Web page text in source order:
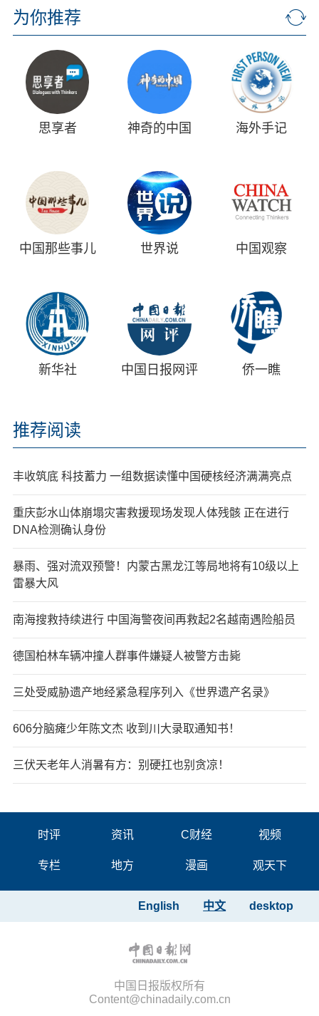
为你推荐
思享者 神奇的中国 海外手记
中国那些事儿 世界说 中国观察
新华社 中国日报网评 侨一瞧
推荐阅读
丰收筑底 科技蓄力 一组数据读懂中国硬核经济满满亮点
重庆彭水山体崩塌灾害救援现场发现人体残骸 正在进行
DNA检测确认身份
暴雨、强对流双预警！内蒙古黑龙江等局地将有10级以上
雷暴大风
南海搜救持续进行 中国海警夜间再救起2名越南遇险船员
德国柏林车辆冲撞人群事件嫌疑人被警方击毙
三处受威胁遗产地经紧急程序列入《世界遗产名录》
606分脑瘫少年陈文杰 收到川大录取通知书！
三伏天老年人消暑有方：别硬扛也别贪凉！
时评 资讯 C财经 视频
专栏 地方 漫画 观天下
desktop
中文
English
中国日报版权所有
Content@chinadaily.com.cn